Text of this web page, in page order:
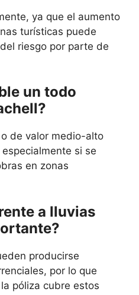
ya que el aumento
turísticas puede
riesgo por parte de
un todo
de valor medio-alto
si se
en zonas
a lluvias
producirse
por lo que
póliza cubre estos